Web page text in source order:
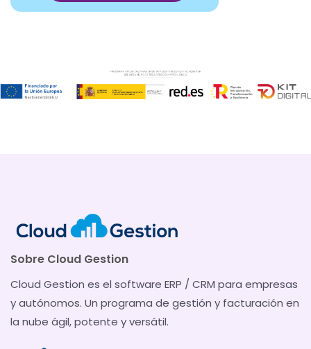
Sobre Cloud Gestion
Cloud Gestion es el software ERP / CRM para empresas
y autónomos. Un programa de gestión y facturación en
la nube ágil, potente y versátil.